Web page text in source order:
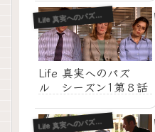
L
ife 真実へのパズル-S1
Life 真実へのパズ
ル シーズン1第８話
L
ife 真実へのパズル-S1